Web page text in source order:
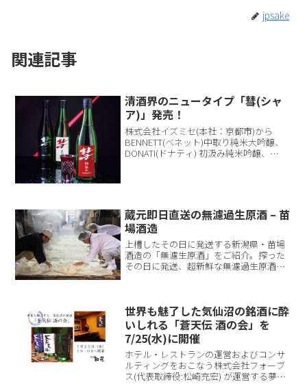
jpsake
関連記事
清酒界のニュータイプ「彗(シャ
ア)」発売！
株式会社イズミセ(本社：京都市)から
BENNETT(ベネット)中取り純米大吟醸、
DONATI(ドナティ) 初汲み純米吟醸、
蔵元即日直送の無濾過生原酒 – 苗
場酒造
上槽したその日に発送する新潟県・苗場
酒造の「無濾生原酒」をご紹介。搾った
その日に発送、超新鮮な無濾過生原酒を
し、その日のに...
世界も魅了した気仙沼の銘酒に酔
いしれる「蒼天伝 酒の会」を
7/25(水)に開催
ホテル・レストランの運営およびコンサ
ルティングをおこなう株式会社フォーブ
ス(代表取締役:松崎充宏) が運営する夢酒